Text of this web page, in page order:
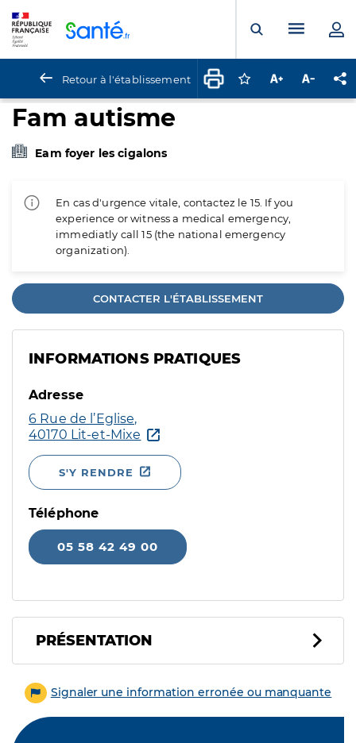
Ouvrir laMenu
Retour à l'établissement Connectez-vous
Augmenter la
Fam autisme
Eam foyer les cigalons
En cas d'urgence vitale, contactez le 15. If you
experience or witness a medical emergency,
immediatly call 15 (the national emergency
organization).
CONTACTER L'ÉTABLISSEMENT
INFORMATIONS PRATIQUES
Adresse
6 Rue de l’Eglise,
40170 Lit-et-Mixe
S'Y RENDRE
Téléphone
05 58 42 49 00
PRÉSENTATION
Signaler une information erronée ou manquante